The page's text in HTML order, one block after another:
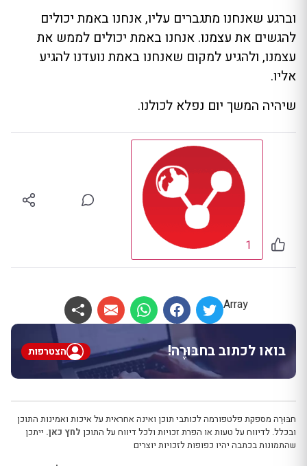
וברגע שאנחנו מתגברים עליו, אנחנו באמת יכולים
להגשים את עצמנו. אנחנו באמת יכולים לממש את
עצמנו, ולהגיע למקום שאנחנו באמת נועדנו להגיע
אליו.
שיהיה המשך יום נפלא לכולנו.
1
Array
בואו לכתוב בחבּוּרֶה! הצטרפות
חבּוּרֶה מספקת פלטפורמה לכותבי תוכן ואינה אחראית על איכות ואמינות התוכן
ובכלל. לדיווח על טעות או הפרת זכויות ולכל דיווח על התוכן לחץ כאן. ייתכן
שהתמונות בכתבה יהיו כפופות לזכויות יוצרים